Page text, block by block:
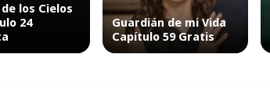
los Cielos
24
Guardián de mi Vida
Capítulo 59 Gratis